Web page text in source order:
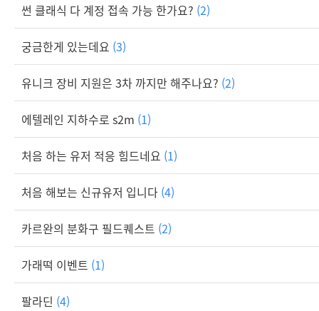
썬 클래식 다 계정 접속 가능 한가요? (2)
궁금한게 있는데요 (3)
유니크 장비 지원은 3차 까지만 해주나요? (2)
에텔레인 지하수로 s2m (1)
처음 하는 유저 적응 힘드네요 (1)
처음 해보는 신규유저 입니다 (4)
카르완의 분화구 필드퀘스트 (2)
가래떡 이벤트 (1)
팔라딘 (4)